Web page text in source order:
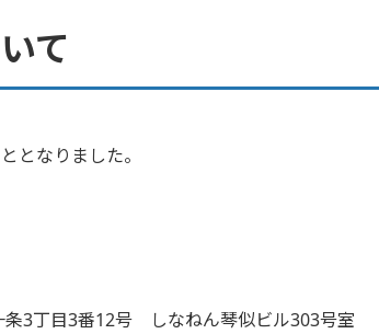
て
となりました。
3丁目3番12号 しなねん琴似ビル303号室